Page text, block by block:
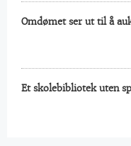
Omdømet ser ut til å
Et skolebibliotek uten